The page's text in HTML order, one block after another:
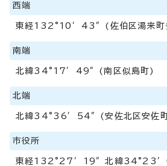
西端
東経132°10′43″(佐伯区湯来町
南端
北緯34°17′49″(南区似島町)
北端
北緯34°36′54″(安佐北区安佐
市役所
東経132°27′19″北緯